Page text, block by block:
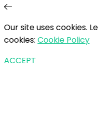
Our site uses cookies.
cookies: Cookie Policy
ACCEPT